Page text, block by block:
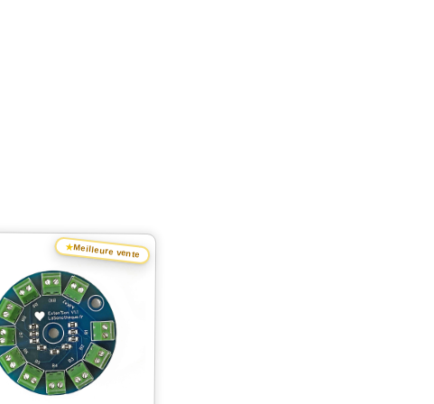
★Meilleure vente